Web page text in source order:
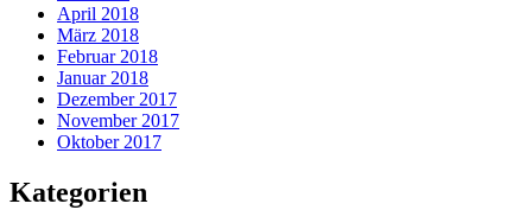
April 2018
März 2018
Februar 2018
Januar 2018
Dezember 2017
November 2017
Oktober 2017
Kategorien